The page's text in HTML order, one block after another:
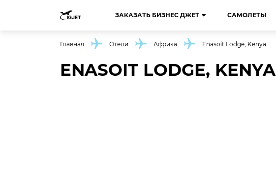
ЗАКАЗАТЬ БИЗНЕС ДЖЕТ САМОЛЕТЫ
Главная Отели Африка Enasoit Lodge, Kenya
ENASOIT LODGE, KENYA